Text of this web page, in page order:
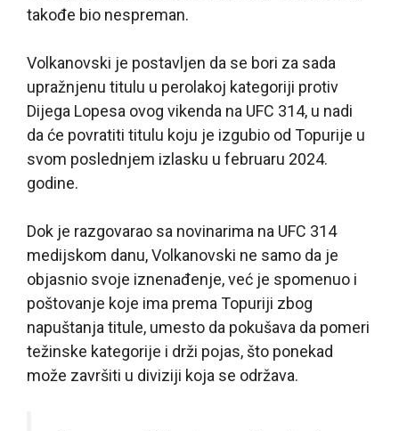
takođe bio nespreman.
Volkanovski je postavljen da se bori za sada
upražnjenu titulu u perolakoj kategoriji protiv
Dijega Lopesa ovog vikenda na UFC 314, u nadi
da će povratiti titulu koju je izgubio od Topurije u
svom poslednjem izlasku u februaru 2024.
godine.
Dok je razgovarao sa novinarima na UFC 314
medijskom danu, Volkanovski ne samo da je
objasnio svoje iznenađenje, već je spomenuo i
poštovanje koje ima prema Topuriji zbog
napuštanja titule, umesto da pokušava da pomeri
težinske kategorije i drži pojas, što ponekad
može završiti u diviziji koja se održava.